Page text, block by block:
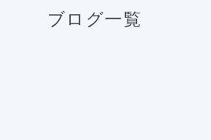
ブログ一覧